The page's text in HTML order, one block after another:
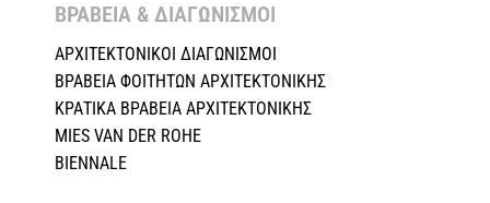
ΒΡΑΒΕΙΑ & ΔΙΑΓΩΝΙΣΜΟΙ ​
ΑΡΧΙΤΕΚΤΟΝΙΚΟΙ ΔΙΑΓΩΝΙΣΜΟΙ
ΒΡΑΒΕΙΑ ΦΟΙΤΗΤΩΝ ΑΡΧΙΤΕΚΤΟΝΙΚΗΣ
ΚΡΑΤΙΚΑ ΒΡΑΒΕΙΑ ΑΡΧΙΤΕΚΤΟΝΙΚΗΣ
MIES VAN DER ROHE
BIENNALE